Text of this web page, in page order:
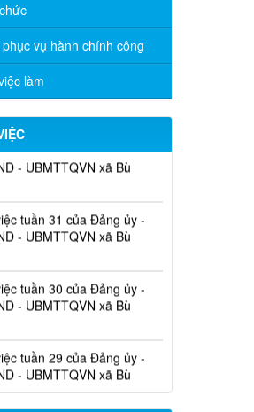
vụ hành chính công
làm
tuần 32 của Đảng ủy -
- UBMTTQVN xã Bù
tuần 31 của Đảng ủy -
- UBMTTQVN xã Bù
tuần 30 của Đảng ủy -
- UBMTTQVN xã Bù
tuần 29 của Đảng ủy -
- UBMTTQVN xã Bù